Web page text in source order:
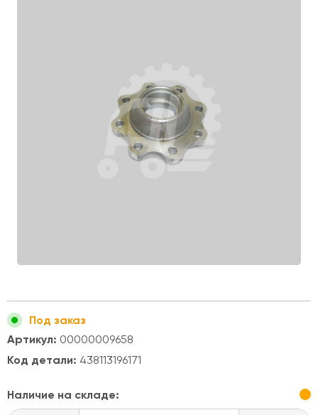
Под заказ
Артикул: 00000009658
Код детали: 438113196171
Наличие на складе: